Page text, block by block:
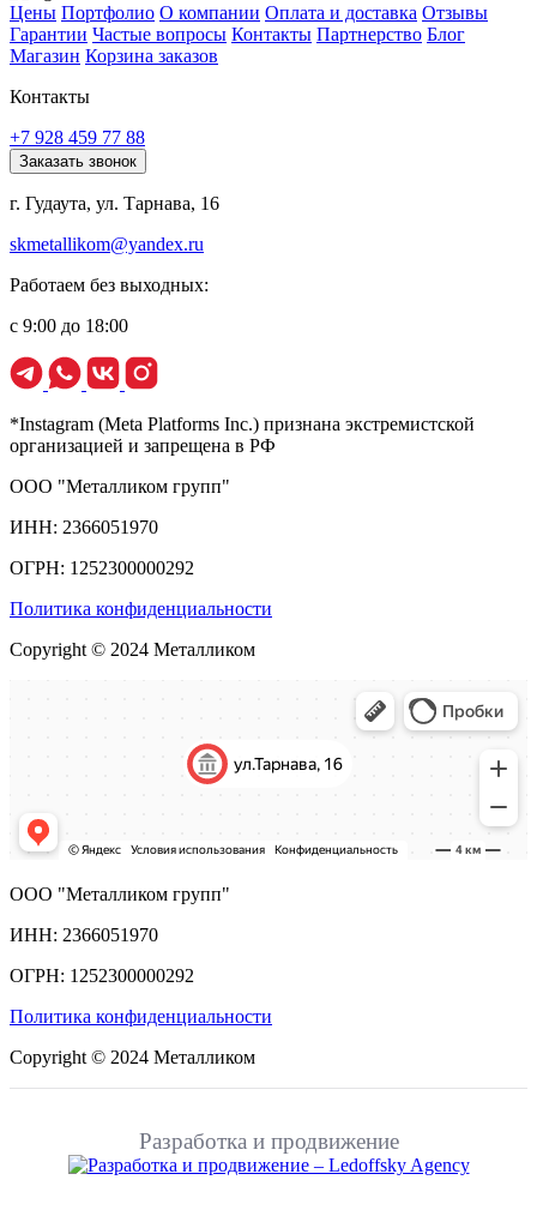
Цены Портфолио О компании Оплата и доставка Отзывы
Гарантии Частые вопросы Контакты Партнерство Блог
Магазин Корзина заказов
Контакты
+7 928 459 77 88
Заказать звонок
г. Гудаута, ул. Тарнава, 16
skmetallikom@yandex.ru
Работаем без выходных:
с 9:00 до 18:00
*Instagram (Meta Platforms Inc.) признана экстремистской
организацией и запрещена в РФ
ООО "Металликом групп"
ИНН: 2366051970
ОГРН: 1252300000292
Политика конфиденциальности
Copyright © 2024 Металликом
ООО "Металликом групп"
ИНН: 2366051970
ОГРН: 1252300000292
Политика конфиденциальности
Copyright © 2024 Металликом
Разработка и продвижение